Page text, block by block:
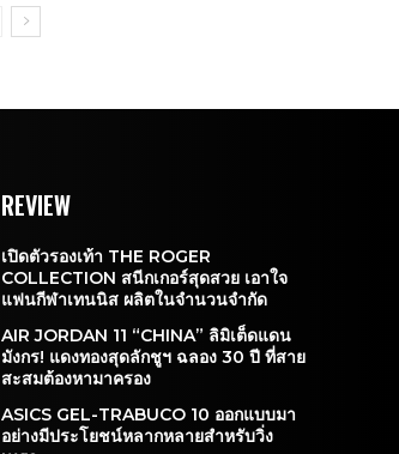
REVIEW
เปิดตัวรองเท้า THE ROGER
COLLECTION สนีกเกอร์สุดสวย เอาใจ
แฟนกีฬาเทนนิส ผลิตในจำนวนจำกัด
AIR JORDAN 11 “CHINA” ลิมิเต็ดแดน
มังกร! แดงทองสุดลักชูฯ ฉลอง 30 ปี ที่สาย
สะสมต้องหามาครอง
ASICS GEL-TRABUCO 10 ออกแบบมา
อย่างมีประโยชน์หลากหลายสำหรับวิ่ง